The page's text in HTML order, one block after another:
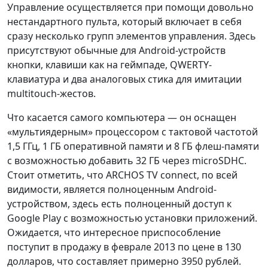
Управление осуществляется при помощи довольно
нестандартного пульта, который включает в себя
сразу несколько групп элементов управления. Здесь
присутствуют обычные для Android-устройств
кнопки, клавиши как на геймпаде, QWERTY-
клавиатура и два аналоговых стика для имитации
multitouch-жестов.
Что касается самого компьютера — он оснащен
«мультиядерным» процессором с тактовой частотой
1,5 ГГц, 1 ГБ оперативной памяти и 8 ГБ флеш-памяти
с возможностью добавить 32 ГБ через microSDHC.
Стоит отметить, что ARCHOS TV connect, по всей
видимости, является полноценным Android-
устройством, здесь есть полноценный доступ к
Google Play с возможностью установки приложений.
Ожидается, что интересное приспособление
поступит в продажу в феврале 2013 по цене в 130
долларов, что составляет примерно 3950 рублей.